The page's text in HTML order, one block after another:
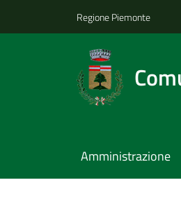
Regione Piemonte
Amministrazione